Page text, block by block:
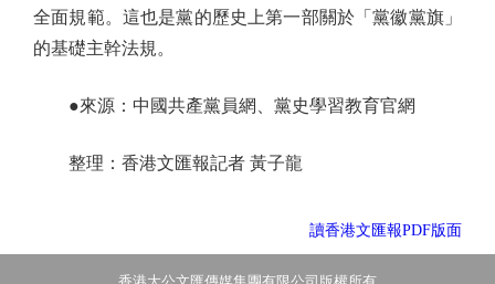
全面規範。這也是黨的歷史上第一部關於「黨徽黨旗」
的基礎主幹法規。
●來源：中國共產黨員網、黨史學習教育官網
整理：香港文匯報記者 黃子龍
讀香港文匯報PDF版面